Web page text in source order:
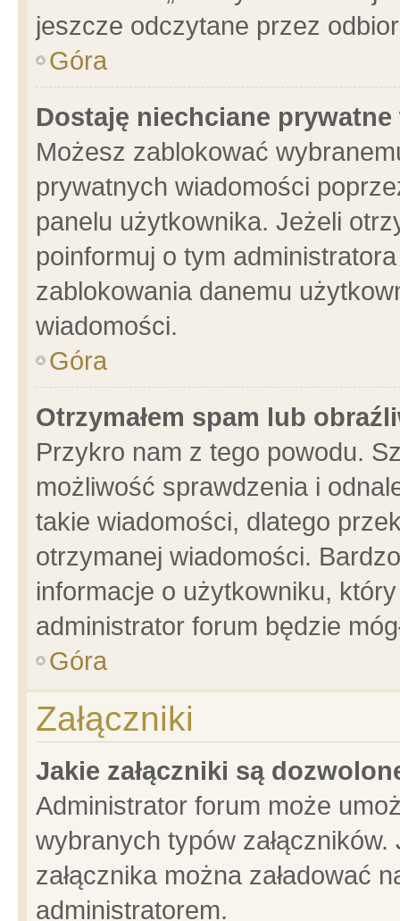
jeszcze odczytane przez
Góra
Dostaję niechciane
Możesz zablokować
prywatnych wiadomości
panelu użytkownika. Jeżeli
poinformuj o tym
zablokowania danemu
wiadomości.
Góra
Otrzymałem spam lub
Przykro nam z tego powodu.
możliwość sprawdzenia i
takie wiadomości, dlatego
otrzymanej wiadomości.
informacje o użytkowniku,
administrator forum będzie
Góra
Załączniki
Jakie załączniki są
Administrator forum może
wybranych typów
załącznika można załadować
administratorem.